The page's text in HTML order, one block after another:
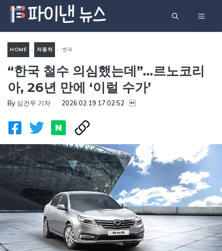
츠
기
메
HOME - 자동차 - “한국
철수 의심했는데”…르노코리
아, 26년 만에 ‘이럴 수가’
“한국 철수 의심했는데”…르노코리
아, 26년 만에 ‘이럴 수가’
By 심건우 기자 2026.02.19 17:02:52 